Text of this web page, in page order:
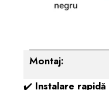
Montaj:
✔️ Instalare rapidă